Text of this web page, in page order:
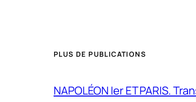
PLUS DE PUBLICATIONS
NAPOLÉON Ier ET PARIS.